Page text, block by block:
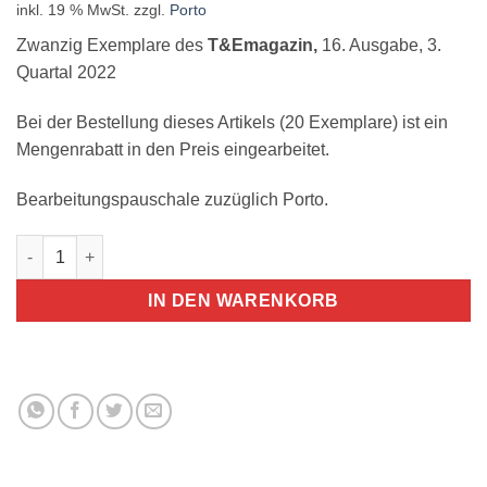
inkl. 19 % MwSt. zzgl. Porto
Zwanzig Exemplare des T&Emagazin, 16. Ausgabe, 3.
Quartal 2022
Bei der Bestellung dieses Artikels (20 Exemplare) ist ein
Mengenrabatt in den Preis eingearbeitet.
Bearbeitungspauschale zuzüglich Porto.
T&Emagazin 16. Ausgabe 20 Exemplare Menge
IN DEN WARENKORB